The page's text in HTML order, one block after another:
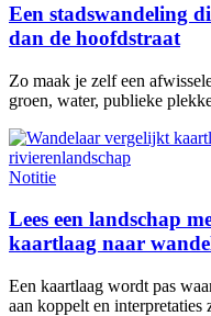
Een stadswandeling
dan de hoofdstraat
Zo maak je zelf een
groen, water, publieke
Notitie
Lees een landschap
kaartlaag naar
Een kaartlaag wordt pas
aan koppelt en